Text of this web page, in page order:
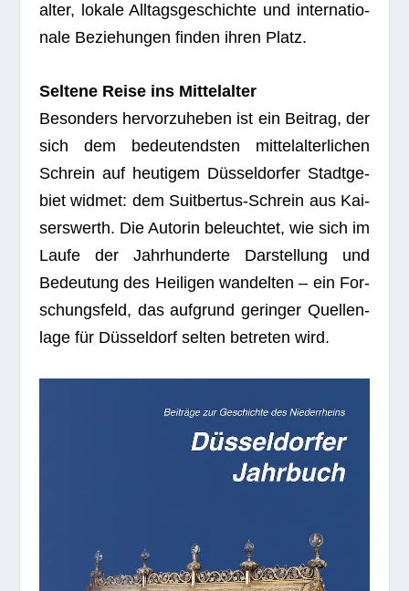
al­ter, lokale All­tags­ge­schichte und inter­na­tio­
nale Bezie­hun­gen fin­den ihren Platz.
Sel­tene Reise ins Mit­tel­al­ter
Beson­ders her­vor­zu­he­ben ist ein Bei­trag, der
sich dem bedeu­tends­ten mit­tel­al­ter­li­chen
Schrein auf heu­ti­gem Düs­sel­dor­fer Stadt­ge­
biet wid­met: dem Suit­ber­tus-Schrein aus Kai­
sers­werth. Die Autorin beleuch­tet, wie sich im
Laufe der Jahr­hun­derte Dar­stel­lung und
Bedeu­tung des Hei­li­gen wan­del­ten – ein For­
schungs­feld, das auf­grund gerin­ger Quel­len­
lage für Düs­sel­dorf sel­ten betre­ten wird.